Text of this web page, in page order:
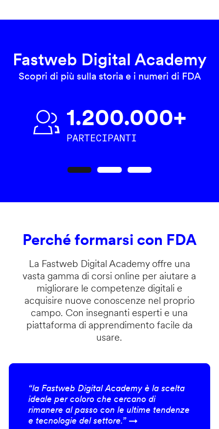
Fastweb Digital Academy
Scopri di più sulla storia e i numeri di FDA
1.200.000+
PARTECIPANTI
Perché formarsi con FDA
La Fastweb Digital Academy offre una
vasta gamma di corsi online per aiutare a
migliorare le competenze digitali e
acquisire nuove conoscenze nel proprio
campo. Con insegnanti esperti e una
piattaforma di apprendimento facile da
usare.
“la Fastweb Digital Academy è la scelta
ideale per coloro che cercano di
rimanere al passo con le ultime tendenze
e tecnologie del settore.” →